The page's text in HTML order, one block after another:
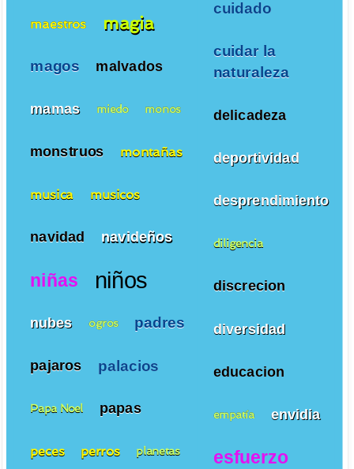
cuidado
cuidar la
naturaleza
delicadeza
deportividad
desprendimiento
diligencia
discrecion
diversidad
educacion
empatía envidia
esfuerzo
maestros magia
magos malvados
mamas miedo monos
monstruos montañas
musica musicos
navidad navideños
niñas niños
nubes ogros padres
pajaros palacios
Papa Noel papas
peces perros planetas